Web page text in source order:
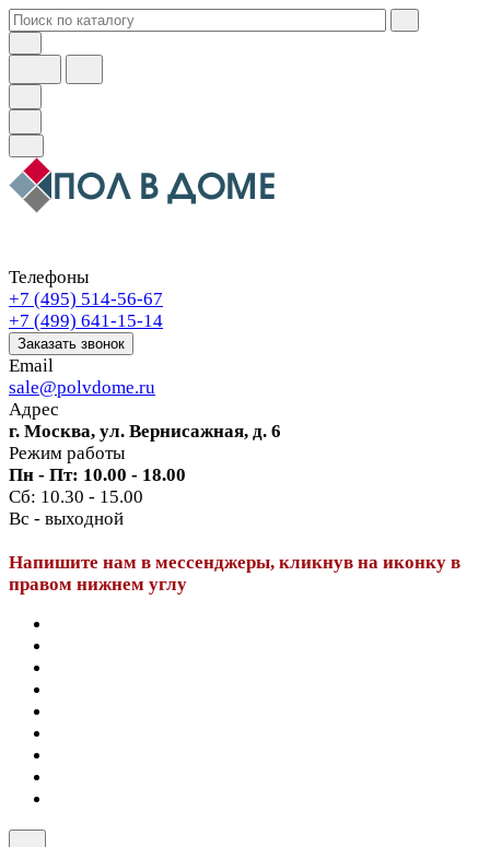
Телефоны
+7 (495) 514-56-67
+7 (499) 641-15-14
Заказать звонок
Email
sale@polvdome.ru
Адрес
г. Москва, ул. Вернисажная, д. 6
Режим работы
Пн - Пт: 10.00 - 18.00
Сб: 10.30 - 15.00
Вс - выходной
Напишите нам в мессенджеры, кликнув на иконку в
правом нижнем углу